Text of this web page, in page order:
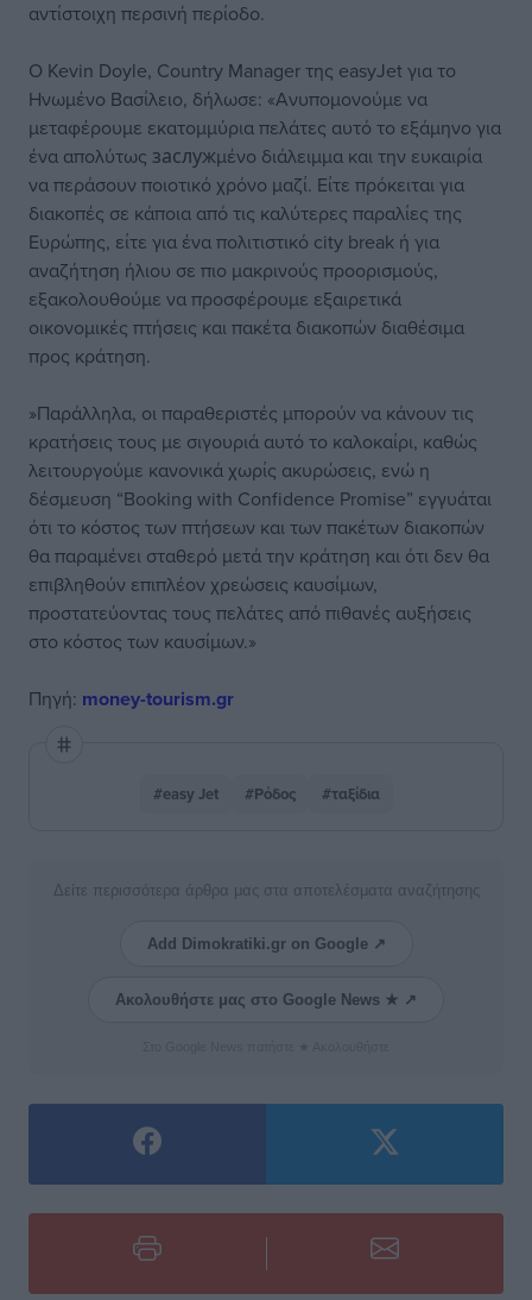
αντίστοιχη περσινή περίοδο.
Ο Kevin Doyle, Country Manager της easyJet για το
Ηνωμένο Βασίλειο, δήλωσε: «Ανυπομονούμε να
μεταφέρουμε εκατομμύρια πελάτες αυτό το εξάμηνο για
ένα απολύτως заслужμένο διάλειμμα και την ευκαιρία
να περάσουν ποιοτικό χρόνο μαζί. Είτε πρόκειται για
διακοπές σε κάποια από τις καλύτερες παραλίες της
Ευρώπης, είτε για ένα πολιτιστικό city break ή για
αναζήτηση ήλιου σε πιο μακρινούς προορισμούς,
εξακολουθούμε να προσφέρουμε εξαιρετικά
οικονομικές πτήσεις και πακέτα διακοπών διαθέσιμα
προς κράτηση.
»Παράλληλα, οι παραθεριστές μπορούν να κάνουν τις
κρατήσεις τους με σιγουριά αυτό το καλοκαίρι, καθώς
λειτουργούμε κανονικά χωρίς ακυρώσεις, ενώ η
δέσμευση “Booking with Confidence Promise” εγγυάται
ότι το κόστος των πτήσεων και των πακέτων διακοπών
θα παραμένει σταθερό μετά την κράτηση και ότι δεν θα
επιβληθούν επιπλέον χρεώσεις καυσίμων,
προστατεύοντας τους πελάτες από πιθανές αυξήσεις
στο κόστος των καυσίμων.»
Πηγή: money-tourism.gr
#easy Jet #Ρόδος #ταξίδια
Δείτε περισσότερα άρθρα μας στα αποτελέσματα αναζήτησης
Add Dimokratiki.gr on Google ↗
Ακολουθήστε μας στο Google News ★ ↗